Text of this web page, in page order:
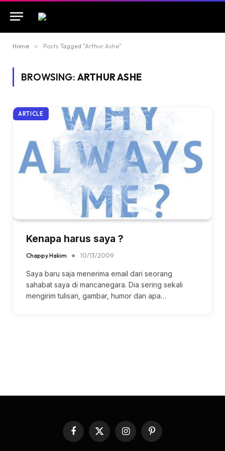
Home » Posts Tagged "Arthur Ashe"
BROWSING: ARTHUR ASHE
ARTICLE
Kenapa harus saya ?
Chappy Hakim 10/13/2009
Saya baru saja menerima email dari seorang
sahabat saya di mancanegara. Dia sering sekali
mengirim tulisan, gambar, humor dan apa…
Facebook
X
(Twitter)
InstagramPinterest